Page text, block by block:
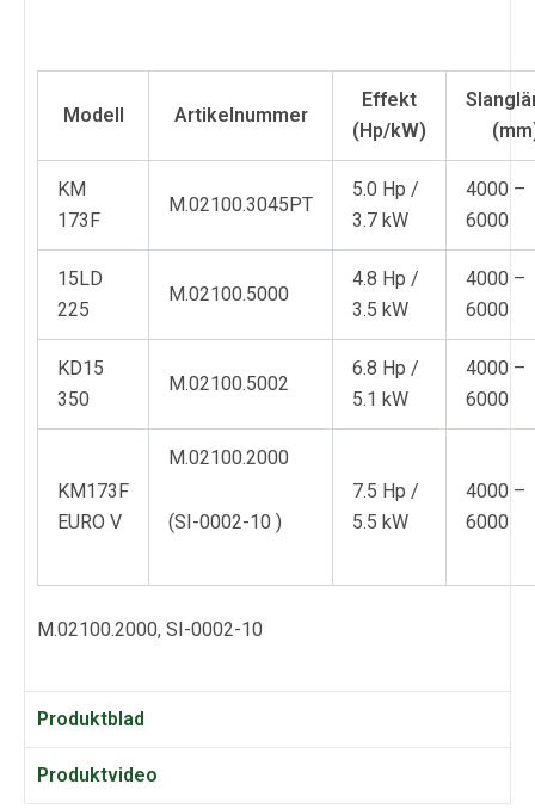
Modell Artikelnummer
Effekt
(Hp/kW)
KM
173F
M.02100.3045PT
5.0 Hp /
3.7 kW
4000 –
6000
15LD
225
M.02100.5000
4.8 Hp /
3.5 kW
4000 –
6000
KD15
350
M.02100.5002
6.8 Hp /
5.1 kW
4000 –
6000
KM173F
EURO V
M.02100.2000
(SI-0002-10 )
7.5 Hp /
5.5 kW
4000 –
6000
M.02100.2000, SI-0002-10
Produktblad
Produktvideo